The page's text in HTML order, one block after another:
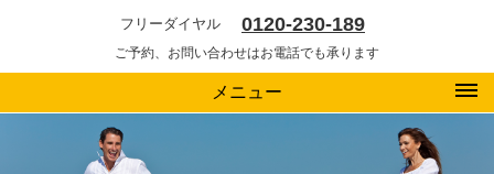
フリーダイヤル 0120-230-189
ご予約、お問い合わせはお電話でも承ります
メニュー